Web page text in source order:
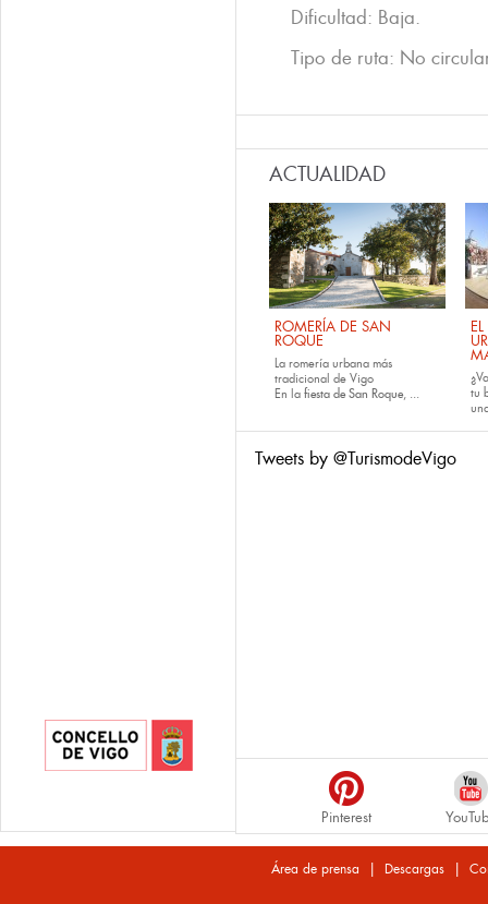
Dificultad: Baja.
Tipo de ruta: No
ACTUALIDAD
ROMERÍA DE SAN
ROQUE
La romería urbana más
tradicional de Vigo
En la fiesta de San Roque, ...
tu
Tweets by @TurismodeVigo
Pinterest
Área de prensa | Descargas|